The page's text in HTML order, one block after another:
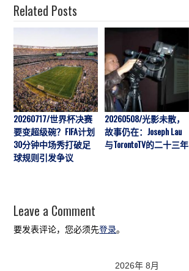
Related Posts
20260717/世界杯决赛
要变超级碗？FIFA计划
30分钟中场秀打破足
球规则引发争议
20260508/光影未散，
故事仍在：Joseph Lau
与TorontoTV的二十三年
Leave a Comment
要发表评论，您必须先登录。
2026年 8月